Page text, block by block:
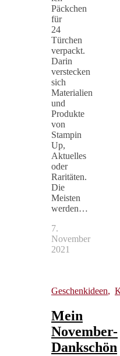
Päckchen
für
24
Türchen
verpackt.
Darin
verstecken
sich
Materialien
und
Produkte
von
Stampin
Up,
Aktuelles
oder
Raritäten.
Die
Meisten
werden…
7.
November
2021
Geschenkideen,
Mein
November-
Dankschön